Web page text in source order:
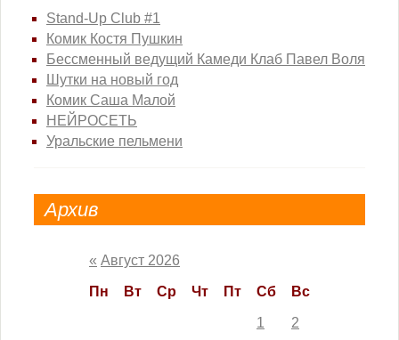
Stand-Up Club #1
Комик Костя Пушкин
Бессменный ведущий Камеди Клаб Павел Воля
Шутки на новый год
Комик Саша Малой
НЕЙРОСЕТЬ
Уральские пельмени
Архив
« Август 2026
Пн Вт Ср Чт Пт Сб Вс
1 2